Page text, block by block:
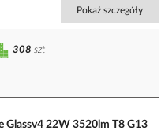
Pokaż szczegóły
308 szt
Glassv4 22W 3520lm T8 G13